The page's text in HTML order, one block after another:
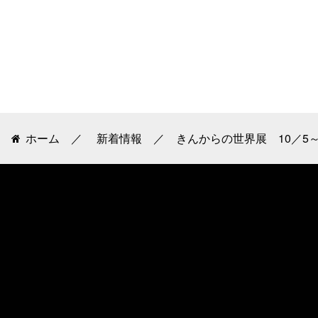
ホーム 新着情報 きんからの世界展 10／5